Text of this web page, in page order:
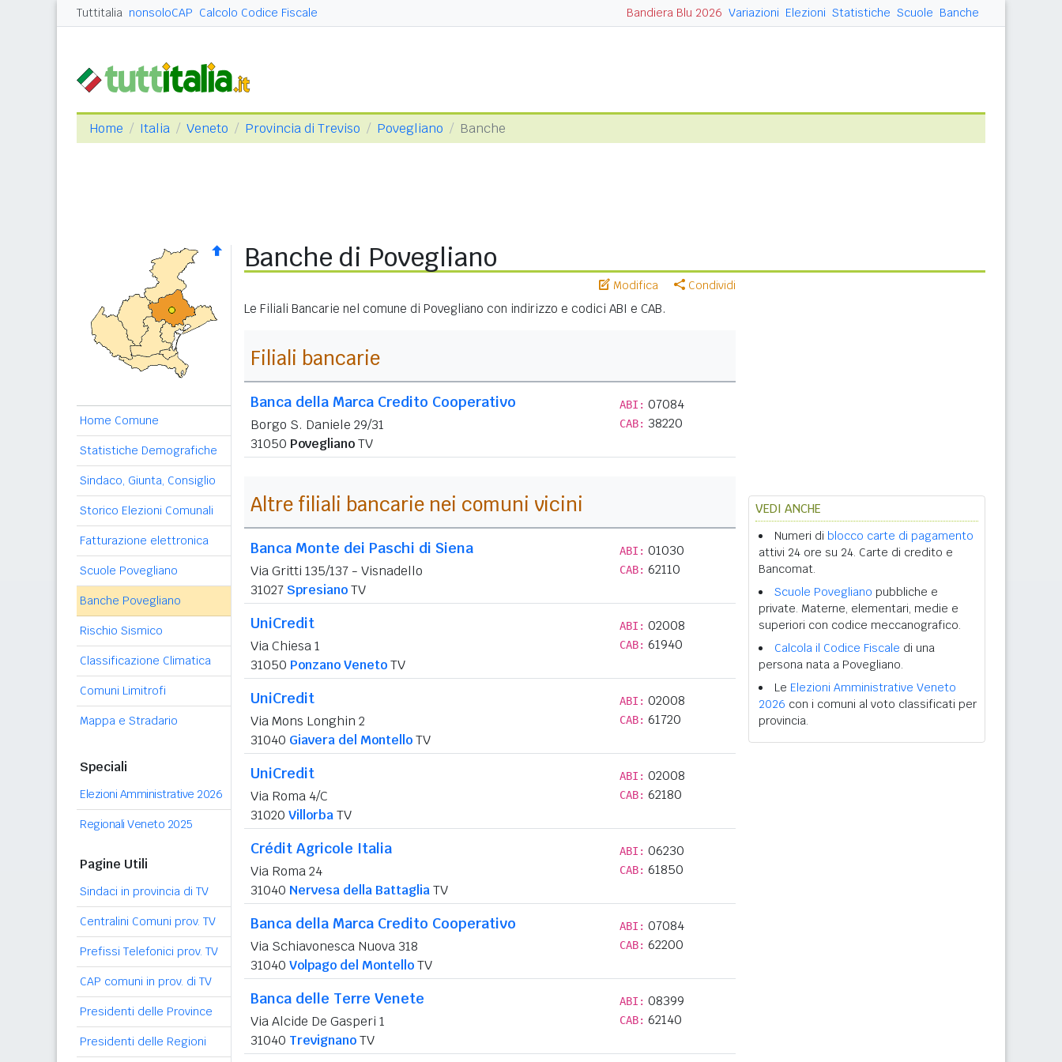
Tuttitalia nonsoloCAP Calcolo Codice Fiscale Bandiera Blu 2026 Variazioni Elezioni Statistiche Scuole Banche
Home Italia Veneto Provincia di Treviso Povegliano Banche
Home Comune
Statistiche Demografiche
Sindaco, Giunta, Consiglio
Storico Elezioni Comunali
Fatturazione elettronica
Scuole Povegliano
Banche Povegliano
Rischio Sismico
Classificazione Climatica
Comuni Limitrofi
Mappa e Stradario
Speciali
Elezioni Amministrative 2026
Regionali Veneto 2025
Pagine Utili
Sindaci in provincia di TV
Centralini Comuni prov. TV
Prefissi Telefonici prov. TV
CAP comuni in prov. di TV
Presidenti delle Province
Presidenti delle Regioni
Banche di Povegliano
Modifica Condividi
Le Filiali Bancarie nel comune di Povegliano con indirizzo e codici ABI e CAB.
Filiali bancarie
Banca della Marca Credito Cooperativo
Borgo S. Daniele 29/31
31050 PoveglianoTV
ABI: 07084
CAB: 38220
Altre filiali bancarie nei comuni vicini
Banca Monte dei Paschi di Siena
Via Gritti 135/137 - Visnadello
31027 SpresianoTV
ABI: 01030
CAB: 62110
UniCredit
Via Chiesa 1
31050 Ponzano VenetoTV
ABI: 02008
CAB: 61940
UniCredit
Via Mons Longhin 2
31040 Giavera del MontelloTV
ABI: 02008
CAB: 61720
UniCredit
Via Roma 4/C
31020 VillorbaTV
ABI: 02008
CAB: 62180
Crédit Agricole Italia
Via Roma 24
31040 Nervesa della BattagliaTV
ABI: 06230
CAB: 61850
Banca della Marca Credito Cooperativo
Via Schiavonesca Nuova 318
31040 Volpago del MontelloTV
ABI: 07084
CAB: 62200
Banca delle Terre Venete
Via Alcide De Gasperi 1
31040 TrevignanoTV
ABI: 08399
CAB: 62140
VEDI ANCHE
Numeri di blocco carte di pagamento
attivi 24 ore su 24. Carte di credito e
Bancomat.
Scuole Povegliano pubbliche e
private. Materne, elementari, medie e
superiori con codice meccanografico.
Calcola il Codice Fiscale di una
persona nata a Povegliano.
Le Elezioni Amministrative Veneto
2026 con i comuni al voto classificati per
provincia.